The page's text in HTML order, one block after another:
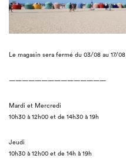
Le magasin sera fermé du 03/08 au 17/08
———————————————
Mardi et Mercredi
10h30 à 12h00 et de 14h30 à 19h
Jeudi
10h30 à 12h00 et de 14h à 19h